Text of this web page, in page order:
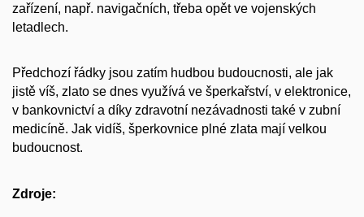
zařízení, např. navigačních, třeba opět ve vojenských
letadlech.
Předchozí řádky jsou zatím hudbou budoucnosti, ale jak
jistě víš, zlato se dnes využívá ve šperkařství, v elektronice,
v bankovnictví a díky zdravotní nezávadnosti také v zubní
medicíně. Jak vidíš, šperkovnice plné zlata mají velkou
budoucnost.
Zdroje: